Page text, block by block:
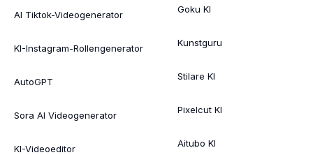
AI Tiktok-Videogenerator
KI-Instagram-Rollengenerator
AutoGPT
Sora AI Videogenerator
KI-Videoeditor
Goku KI
Kunstguru
Stilare KI
Pixelcut KI
Aitubo KI